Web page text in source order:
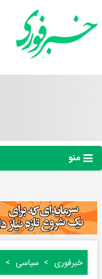
منو
خبرفوری سیاسی